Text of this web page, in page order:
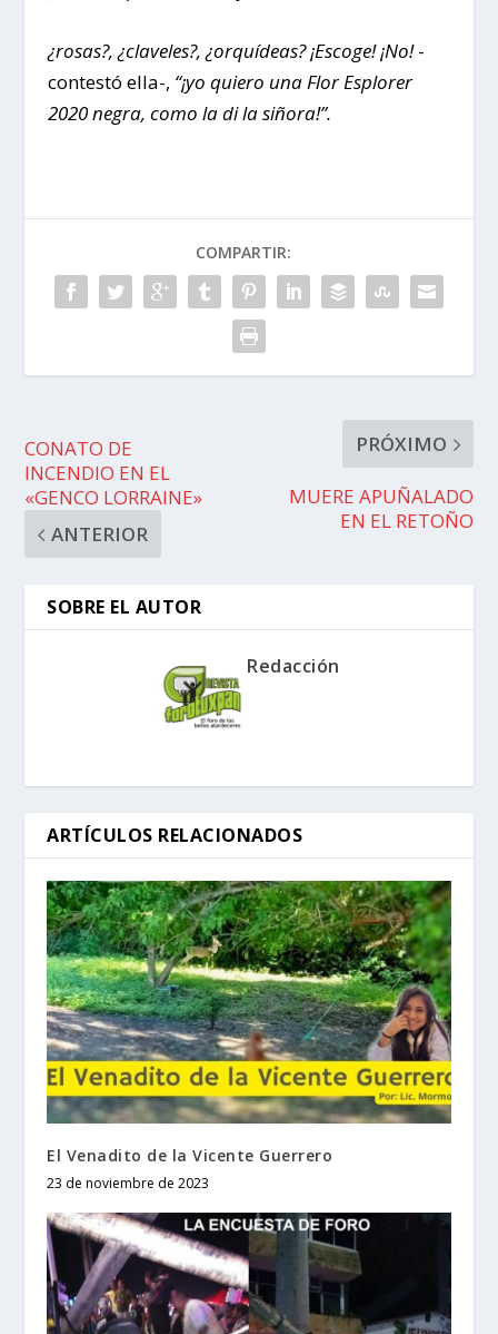
¿rosas?, ¿claveles?, ¿orquídeas? ¡Escoge! ¡No!-
contestó ella-, “¡yo quiero una Flor Esplorer
2020 negra, como la di la siñora!”.
COMPARTIR:
CONATO DE
INCENDIO EN EL
«GENCO LORRAINE»
ANTERIOR
PRÓXIMO
MUERE APUÑALADO
EN EL RETOÑO
SOBRE EL AUTOR
Redacción
ARTÍCULOS RELACIONADOS
El Venadito de la Vicente Guerrero
23 de noviembre de 2023